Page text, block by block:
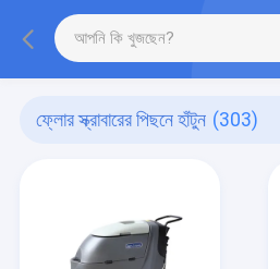
ফ্লোর স্ক্রাবারের পিছনে হাঁটুন (303)